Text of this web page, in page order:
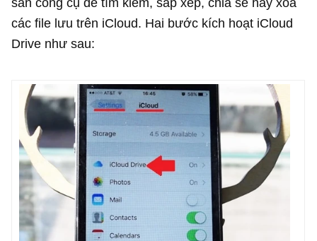
các file lưu trên iCloud. Hai bước kích hoạt iCloud
Drive như sau: